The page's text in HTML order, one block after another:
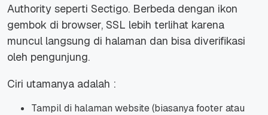
Authority seperti Sectigo. Berbeda dengan ikon
gembok di browser, SSL lebih terlihat karena
muncul langsung di halaman dan bisa diverifikasi
oleh pengunjung.
Ciri utamanya adalah :
Tampil di halaman website (biasanya footer atau